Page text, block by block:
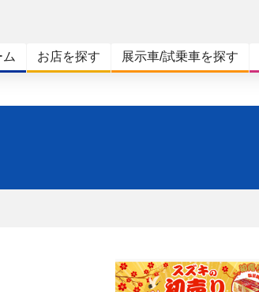
ム お店を探す 展示車/試乗車を探す